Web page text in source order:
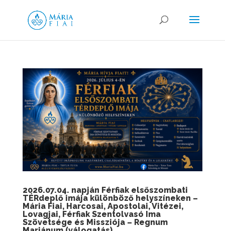
2026.07.04. napján Férfiak elsőszombati
TÉRdeplő imája különböző helyszíneken –
Mária Fiai, Harcosai, Apostolai, Vitézei,
Lovagjai, Férfiak Szentolvasó Ima
Szövetsége és Missziója – Regnum